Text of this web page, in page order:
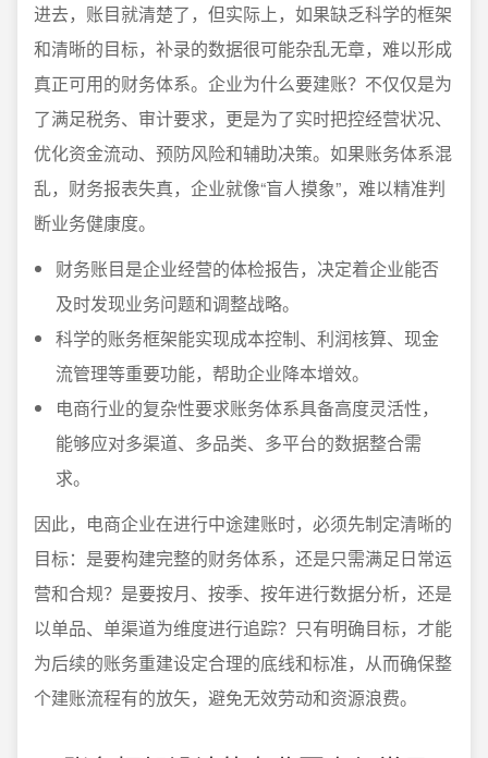
进去，账目就清楚了，但实际上，如果缺乏科学的框架
和清晰的目标，补录的数据很可能杂乱无章，难以形成
真正可用的财务体系。企业为什么要建账？不仅仅是为
了满足税务、审计要求，更是为了实时把控经营状况、
优化资金流动、预防风险和辅助决策。如果账务体系混
乱，财务报表失真，企业就像“盲人摸象”，难以精准判
断业务健康度。
财务账目是企业经营的体检报告，决定着企业能否
及时发现业务问题和调整战略。
科学的账务框架能实现成本控制、利润核算、现金
流管理等重要功能，帮助企业降本增效。
电商行业的复杂性要求账务体系具备高度灵活性，
能够应对多渠道、多品类、多平台的数据整合需
求。
因此，电商企业在进行中途建账时，必须先制定清晰的
目标：是要构建完整的财务体系，还是只需满足日常运
营和合规？是要按月、按季、按年进行数据分析，还是
以单品、单渠道为维度进行追踪？只有明确目标，才能
为后续的账务重建设定合理的底线和标准，从而确保整
个建账流程有的放矢，避免无效劳动和资源浪费。